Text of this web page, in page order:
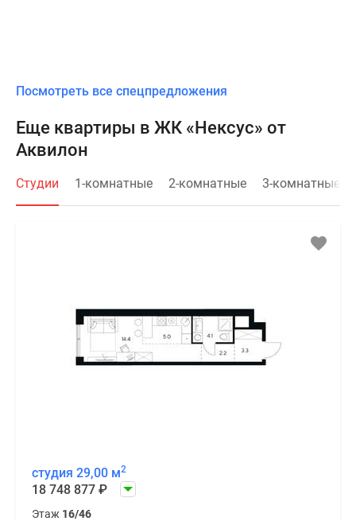
Посмотреть все спецпредложения
Еще квартиры в ЖК «Нексус» от
Аквилон
Студии 1-комнатные 2-комнатные 3-комнатные
студия 29,00 м2
18 748 877 ₽
Этаж 16/46